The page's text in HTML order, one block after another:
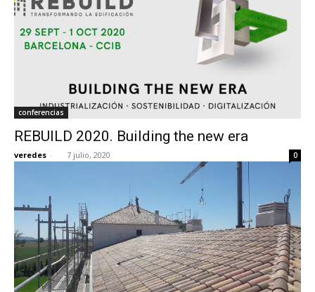
conferencias
REBUILD 2020. Building the new era
veredes - 7 julio, 2020 0